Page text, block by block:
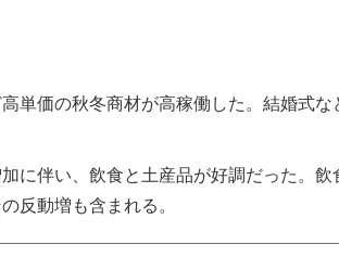
単価の秋冬商材が高稼働した。結婚式
に伴い、飲食と土産品が好調だった。
反動増も含まれる。